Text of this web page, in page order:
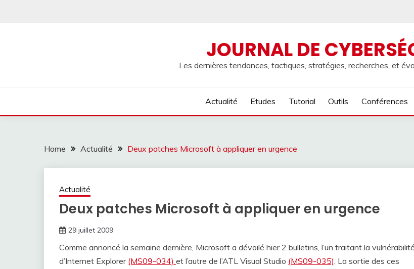
JOURNAL DE
Les dernières tendances, tactiques, stratégies, recherches, et
Actualité Etudes Tutorial Outils Conférences
Home Actualité Deux patches Microsoft à appliquer en urgence
Actualité
Deux patches Microsoft à appliquer en urgence
29 juillet 2009
Comme annoncé la semaine dernière, Microsoft a dévoilé hier 2 bulletins, l’un traitant la vulnérabilité
d’Internet Explorer (MS09-034) et l’autre de l’ATL Visual Studio (MS09-035). La sortie des ces